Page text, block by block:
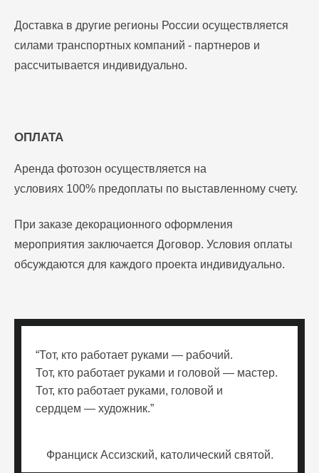
Доставка в другие регионы России осуществляется
силами транспортных компаний - партнеров и
рассчитывается индивидуально.
ОПЛАТА
Аренда фотозон осуществляется на
условиях 100% предоплаты по выставленному cчету.
При заказе декорационного оформления
мероприятия заключается Договор. Условия оплаты
обсуждаются для каждого проекта индивидуально.
“Тот, кто работает руками — рабочий.
Тот, кто работает руками и головой — мастер.
Тот, кто работает руками, головой и
сердцем — художник.”
Франциск Ассизский, католический святой.